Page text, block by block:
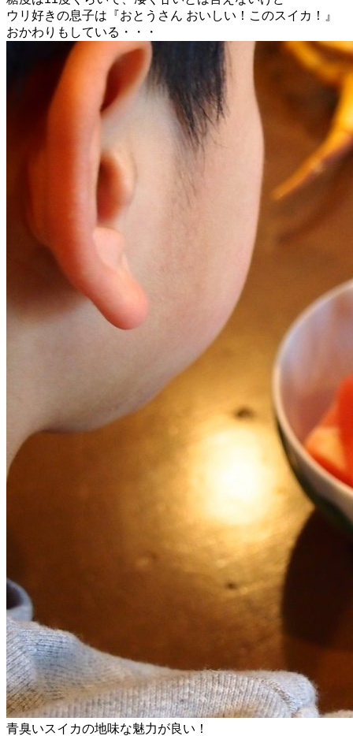
ウリ好きの息子は『おとうさん おいしい！このスイカ！』
おかわりもしている・・・
青臭いスイカの地味な魅力が良い！